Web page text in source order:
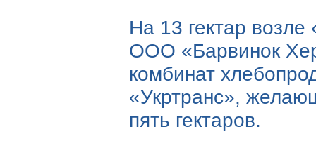
На 13 гектар возле
ООО «Барвинок
комбинат
«Укртранс»,
пять гектаров.